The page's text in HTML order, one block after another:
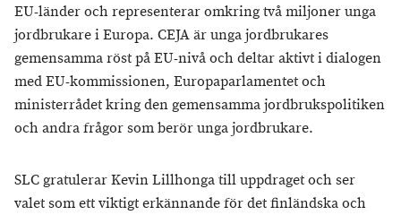
EU-länder och representerar omkring två miljoner unga
jordbrukare i Europa. CEJA är unga jordbrukares
gemensamma röst på EU-nivå och deltar aktivt i dialogen
med EU-kommissionen, Europaparlamentet och
ministerrådet kring den gemensamma jordbrukspolitiken
och andra frågor som berör unga jordbrukare.
SLC gratulerar Kevin Lillhonga till uppdraget och ser
valet som ett viktigt erkännande för det finländska och